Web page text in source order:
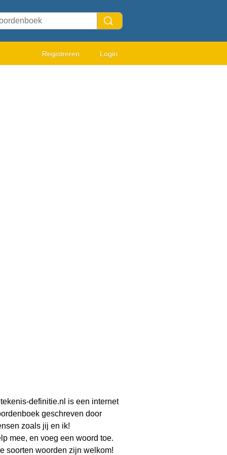
Registreren Login
definitie.nl is een internet
geschreven door
zoals jij en ik!
mee, en voeg een woord toe.
soorten woorden zijn welkom!